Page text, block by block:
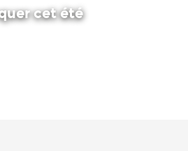
cet été